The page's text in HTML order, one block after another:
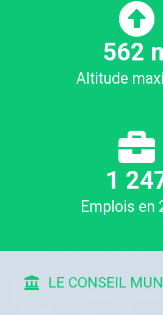
570
Altitude
1
Emplois en
LE CONSEIL